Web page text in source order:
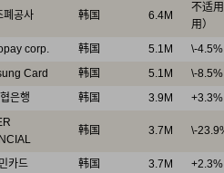
폐공사 韩国 6.4M
不适
用）
corp. 韩国 5.1M
\-4.5%
Card 韩国 5.1M
\-8.5%
은행 韩国 3.9M +3.3%
韩国 3.7M \-
카드 韩国 3.7M +2.3%